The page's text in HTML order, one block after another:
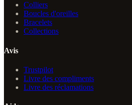
Colliers
Boucles d'oreilles
Bracelets
Collections
Avis
Trustpilot
Livre des compliments
Livre des réclamations